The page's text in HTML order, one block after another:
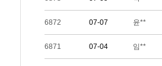
6872 07-07 윤**
6871 07-04 임**